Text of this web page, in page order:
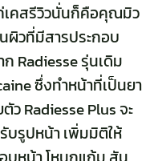
เคสรีวิวนั่นก็คือคุณมิว
ผิวที่มีสารประกอบ
Radiesse รุ่นเดิม
ซึ่งทำหน้าที่เป็นยา
ว Radiesse Plus จะ
บรูปหน้า เพิ่มมิติให้